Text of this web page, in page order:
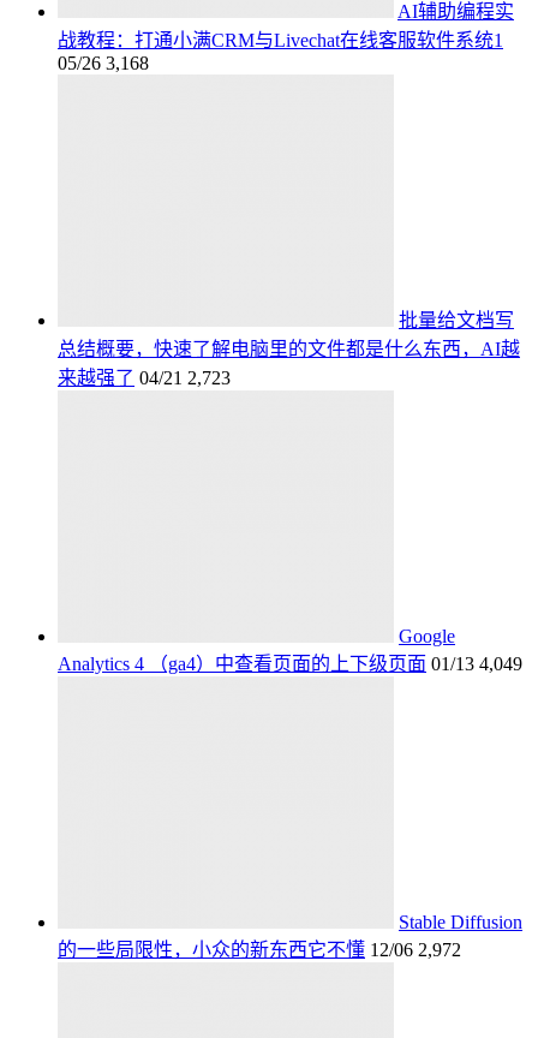
AI辅助编程实
战教程：打通小满CRM与Livechat在线客服软件系统1
05/26 3,168
批量给文档写
总结概要，快速了解电脑里的文件都是什么东西，AI越
来越强了 04/21 2,723
Google
Analytics 4 （ga4）中查看页面的上下级页面 01/13 4,049
Stable Diffusion
的一些局限性，小众的新东西它不懂 12/06 2,972